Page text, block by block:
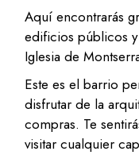
Aquí encontrarás
edificios públicos
Iglesia de
Este es el barrio
disfrutar de la
compras. Te
visitar cualquier